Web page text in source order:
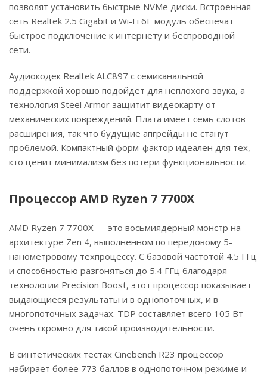
позволят установить быстрые NVMe диски. Встроенная
сеть Realtek 2.5 Gigabit и Wi-Fi 6E модуль обеспечат
быстрое подключение к интернету и беспроводной
сети.
Аудиокодек Realtek ALC897 с семиканальной
поддержкой хорошо подойдет для неплохого звука, а
технология Steel Armor защитит видеокарту от
механических повреждений. Плата имеет семь слотов
расширения, так что будущие апгрейды не станут
проблемой. Компактный форм-фактор идеален для тех,
кто ценит минимализм без потери функциональности.
Процессор AMD Ryzen 7 7700X
AMD Ryzen 7 7700X — это восьмиядерный монстр на
архитектуре Zen 4, выполненном по передовому 5-
нанометровому техпроцессу. С базовой частотой 4.5 ГГц
и способностью разгоняться до 5.4 ГГц благодаря
технологии Precision Boost, этот процессор показывает
выдающиеся результаты и в однопоточных, и в
многопоточных задачах. TDP составляет всего 105 Вт —
очень скромно для такой производительности.
В синтетических тестах Cinebench R23 процессор
набирает более 773 баллов в однопоточном режиме и